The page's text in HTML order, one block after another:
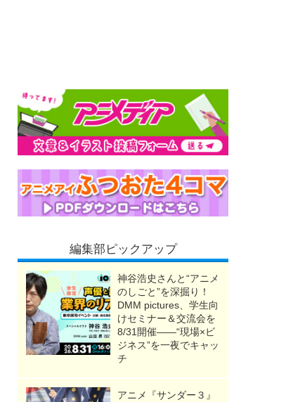
編集部ピックアップ
神谷浩史さんと“アニメ
のしごと”を深掘り！
DMM pictures、学生向
けセミナー＆交流会を
8/31開催――“現場×ビ
ジネス”を一夜でキャッ
チ
アニメ『サンダー３』